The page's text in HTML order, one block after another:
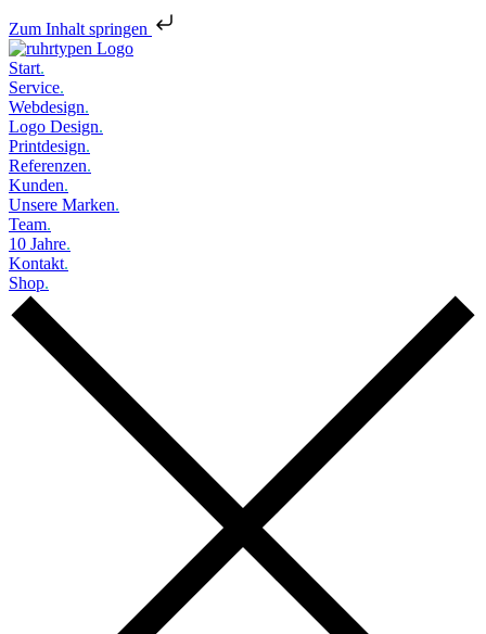
Zum Inhalt springen
Start.
Service.
Webdesign.
Logo Design.
Printdesign.
Referenzen.
Kunden.
Unsere Marken.
Team.
10 Jahre.
Kontakt.
Shop.